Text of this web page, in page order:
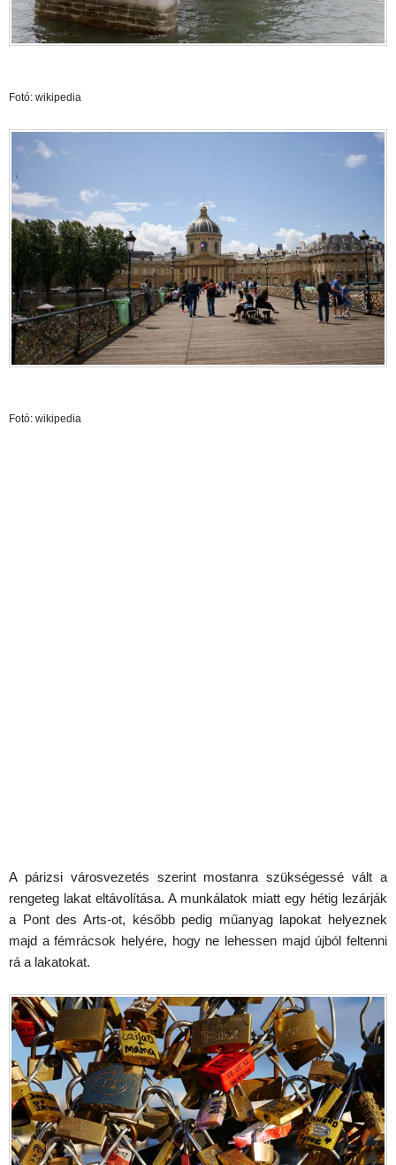
Fotó: wikipedia
Fotó: wikipedia
A párizsi városvezetés szerint mostanra szükségessé vált a
rengeteg lakat eltávolítása. A munkálatok miatt egy hétig lezárják
a Pont des Arts-ot, később pedig műanyag lapokat helyeznek
majd a fémrácsok helyére, hogy ne lehessen majd újból feltenni
rá a lakatokat.